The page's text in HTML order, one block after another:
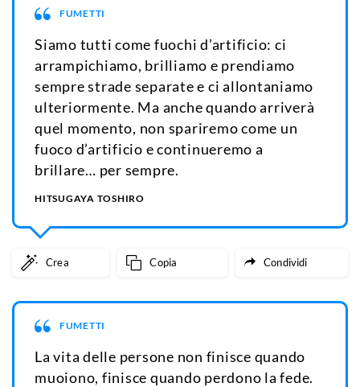
FUMETTI
Siamo tutti come fuochi d’artificio: ci
arrampichiamo, brilliamo e prendiamo
sempre strade separate e ci allontaniamo
ulteriormente. Ma anche quando arriverà
quel momento, non spariremo come un
fuoco d’artificio e continueremo a
brillare… per sempre.
HITSUGAYA TOSHIRO
Crea Copia Condividi
FUMETTI
La vita delle persone non finisce quando
muoiono, finisce quando perdono la fede.